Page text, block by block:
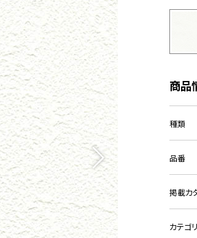
商品
種類
品番
掲載カ
カテゴリ